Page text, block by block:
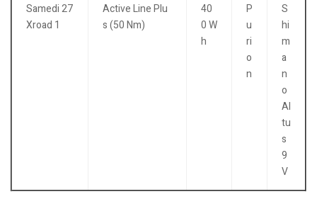
Samedi 27
Xroad 1
Active Line Plu
s (50 Nm)
40
0 W
h
P
u
ri
o
n
S
hi
m
a
n
o
Al
tu
s
9
V